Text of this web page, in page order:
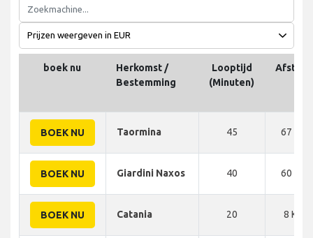
boek nu
Herkomst /
Bestemming
Looptijd
(Minuten)
Afstand
BOEK NU Taormina 45 67 KM
BOEK NU Giardini Naxos 40 60 KM
BOEK NU Catania 20 8 KM